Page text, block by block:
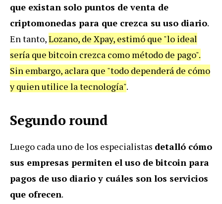
que existan solo puntos de venta de
criptomonedas para que crezca su uso diario.
En tanto,Lozano, de Xpay, estimó que "lo ideal
sería que bitcoin crezca como método de pago".
Sin embargo, aclara que "todo dependerá de cómo
y quien utilice la tecnología".
Segundo round
Luego cada uno de los especialistas detalló cómo
sus empresas permiten el uso de bitcoin para
pagos de uso diario y cuáles son los servicios
que ofrecen.